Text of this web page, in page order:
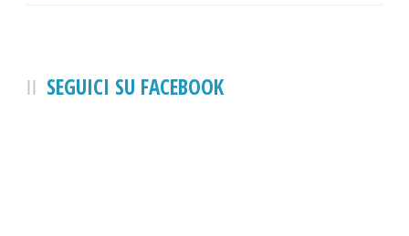
SEGUICI SU FACEBOOK